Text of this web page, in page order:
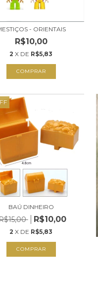
- ORIENTAIS
R$10,00
2 X DE R$5,83
COMPRAR
BAÚ DINHEIRO
R$10,00
2 X DE R$5,83